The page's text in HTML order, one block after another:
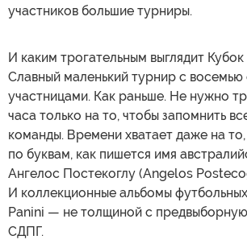
участников большие турниры.
И каким трогательным выглядит
Славный маленький турнир с
участницами. Как раньше. Не нужно
часа только на то, чтобы запомнить
команды. Времени хватает даже на то,
по буквам, как пишется имя
Ангелос Постекоглу (Angelos
И коллекционные альбомы
Panini — не толщиной с
СДПГ.